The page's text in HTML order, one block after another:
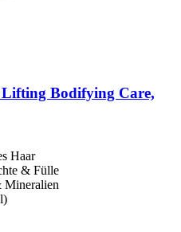
Lifting Bodifying Care,
Haar
& Fülle
Mineralien